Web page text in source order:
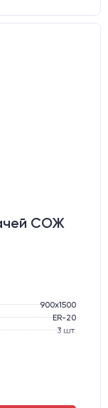
СОЖ
900х1500
ER-20
3 шт.